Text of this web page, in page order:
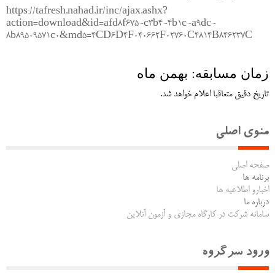
https://tafresh.nahad.ir/inc/ajax.ashx?
action=download&id=afd8f675-c3b4-4b1c-a9dc-
8b89509571c0&md5=4CD6D4F040662F02760C4814B846237C
زمان مسابقه: بهمن ماه
تاریخ دقیق متعاقبا اعلام خواهد شد.
منوی اصلی
صفحه اصلی
برنامه ها
اخبارو اطلاعیه ها
درباره ما
سامانه شرکت در کارگاه مجازی و آزمون آنلاین
ورود سرگروه